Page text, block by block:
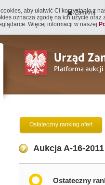
aby ułatwić Ci korzystanie z
oznacza zgodę na ich użycie
Więcej informacji w naszej
Zamknij
Ostateczny ranking ofert
Aukcja A-16-
Ostateczny